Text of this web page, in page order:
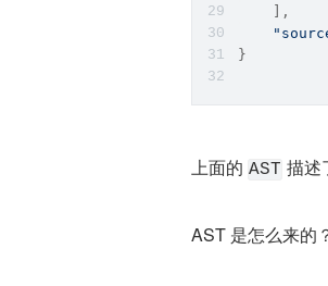
    ],
}
上面的 AST 描述
AST 是怎么来的